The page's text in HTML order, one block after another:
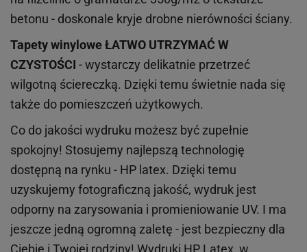
betonu - doskonale kryje drobne nierówności ściany.
Tapety winyloweŁATWO UTRZYMAĆ W
CZYSTOŚCI - wystarczy delikatnie przetrzeć
wilgotną ściereczką. Dzięki temu świetnie nada się
także do pomieszczeń użytkowych.
Co do jakości wydruku możesz być zupełnie
spokojny! Stosujemy najlepszą technologię
dostępną na rynku - HP latex. Dzięki temu
uzyskujemy fotograficzną jakość, wydruk jest
odporny na zarysowania i promieniowanie UV. I ma
jeszcze jedną ogromną zaletę - jest bezpieczny dla
Ciebie i Twojej rodziny! Wydruki HP Latex, w